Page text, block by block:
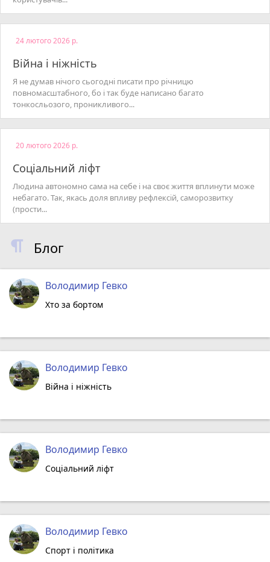
24 лютого 2026 р.
Війна і ніжність
Я не думав нічого сьогодні писати про річницю
повномасштабного, бо і так буде написано багато
тонкосльозого, проникливого...
20 лютого 2026 р.
Соціальний ліфт
Людина автономно сама на себе і на своє життя вплинути може
небагато. Так, якась доля впливу рефлексій, саморозвитку
(прости...
Блог
Володимир Гевко
Хто за бортом
Володимир Гевко
Війна і ніжність
Володимир Гевко
Соціальний ліфт
Володимир Гевко
Спорт і політика